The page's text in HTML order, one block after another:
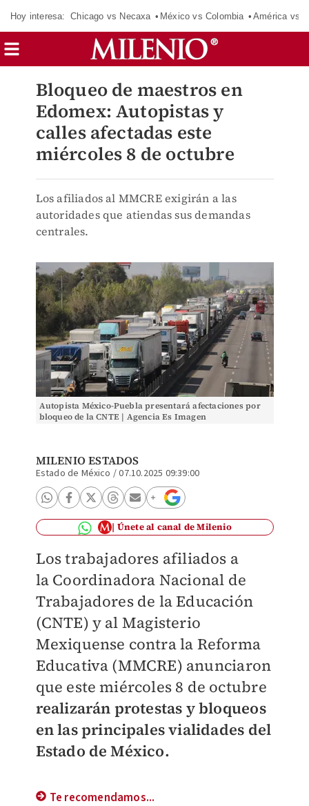
Hoy interesa: Chicago vs Necaxa México vs Colombia América vs
Bloqueo de maestros en
Edomex: Autopistas y
calles afectadas este
miércoles 8 de octubre
Los afiliados al MMCRE exigirán a las
autoridades que atiendas sus demandas
centrales.
Autopista México-Puebla presentará afectaciones por
bloqueo de la CNTE | Agencia Es Imagen
MILENIO ESTADOS
Estado de México /07.10.2025 09:39:00
Únete al canal de Milenio
Los trabajadores afiliados a
la Coordinadora Nacional de
Trabajadores de la Educación
(CNTE) y al Magisterio
Mexiquense contra la Reforma
Educativa (MMCRE) anunciaron
que este miércoles 8 de octubre
realizarán protestas y bloqueos
en las principales vialidades del
Estado de México.
Te recomendamos...